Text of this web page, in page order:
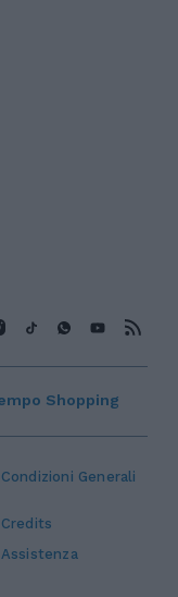
Condizioni Generali
Credits
Assistenza
Shopping